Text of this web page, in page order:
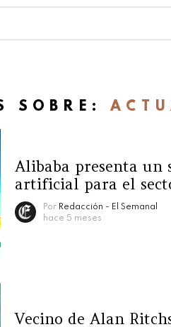
SOBRE:
Alibaba presenta un
artificial para el
Por Redacción - El Semanal
hace 5 meses
Vecino de Alan